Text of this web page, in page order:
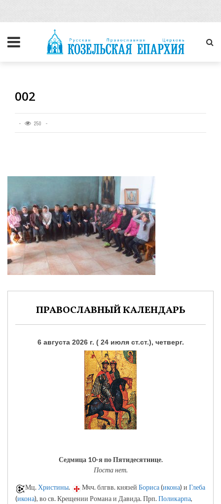
002
250
ПРАВОСЛАВНЫЙ КАЛЕНДАРЬ
6 августа 2026 г. ( 24 июля ст.ст.), четверг.
Седмица 10-я по Пятидесятнице.
Поста нет.
Мц. Христины. Мчч. блгвв. князей Бориса(икона) и Глеба
(икона), во св. Крещении Романа и Давида. Прп.Поликарпа,